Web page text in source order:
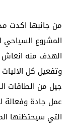
من جانبها اكدت
المشروع السياحي
الهدف منه
وتفعيل كل
جيل من الطاقات
عمل جادة وفعالة
التي سيحتظنها